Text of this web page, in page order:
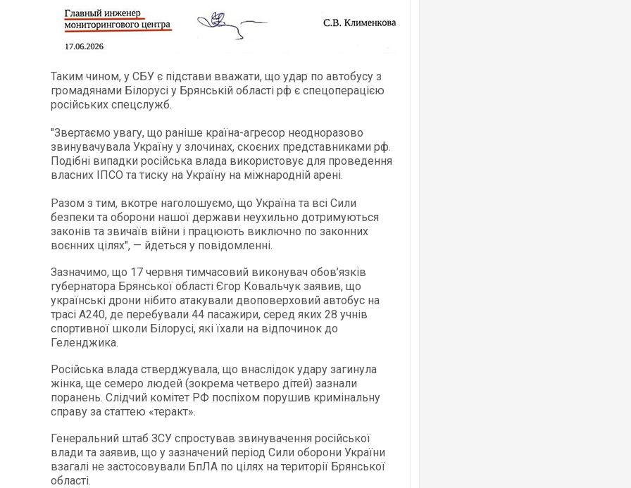
Таким чином, у СБУ є підстави вважати, що удар по автобусу з
громадянами Білорусі у Брянській області рф є спецоперацією
російських спецслужб.
"Звертаємо увагу, що раніше країна-агресор неодноразово
звинувачувала Україну у злочинах, скоєних представниками рф.
Подібні випадки російська влада використовує для проведення
власних ІПСО та тиску на Україну на міжнародній арені.
Разом з тим, вкотре наголошуємо, що Україна та всі Сили
безпеки та оборони нашої держави неухильно дотримуються
законів та звичаїв війни і працюють виключно по законних
воєнних цілях", — йдеться у повідомленні.
Зазначимо, що 17 червня тимчасовий виконувач обов’язків
губернатора Брянської області Єгор Ковальчук заявив, що
українські дрони нібито атакували двоповерховий автобус на
трасі А240, де перебували 44 пасажири, серед яких 28 учнів
спортивної школи Білорусі, які їхали на відпочинок до
Геленджика.
Російська влада стверджувала, що внаслідок удару загинула
жінка, ще семеро людей (зокрема четверо дітей) зазнали
поранень. Слідчий комітет РФ поспіхом порушив кримінальну
справу за статтею «теракт».
Генеральний штаб ЗСУ спростував звинувачення російської
влади та заявив, що у зазначений період Сили оборони України
взагалі не застосовували БпЛА по цілях на території Брянської
області.